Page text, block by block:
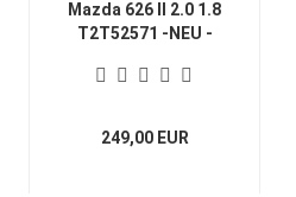
Mazda 626 II 2.0 1.8
T2T52571 -NEU -
DISTRIBUTEUR
DISTRIBUTORE
249,00 EUR